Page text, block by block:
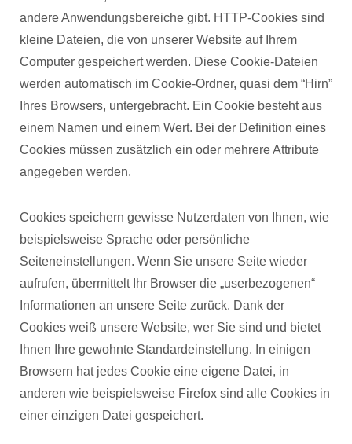
andere Anwendungsbereiche gibt. HTTP-Cookies sind
kleine Dateien, die von unserer Website auf Ihrem
Computer gespeichert werden. Diese Cookie-Dateien
werden automatisch im Cookie-Ordner, quasi dem “Hirn”
Ihres Browsers, untergebracht. Ein Cookie besteht aus
einem Namen und einem Wert. Bei der Definition eines
Cookies müssen zusätzlich ein oder mehrere Attribute
angegeben werden.
Cookies speichern gewisse Nutzerdaten von Ihnen, wie
beispielsweise Sprache oder persönliche
Seiteneinstellungen. Wenn Sie unsere Seite wieder
aufrufen, übermittelt Ihr Browser die „userbezogenen“
Informationen an unsere Seite zurück. Dank der
Cookies weiß unsere Website, wer Sie sind und bietet
Ihnen Ihre gewohnte Standardeinstellung. In einigen
Browsern hat jedes Cookie eine eigene Datei, in
anderen wie beispielsweise Firefox sind alle Cookies in
einer einzigen Datei gespeichert.